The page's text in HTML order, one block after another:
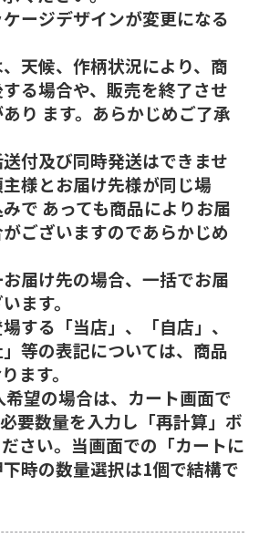
ージデザインが変更になる
天候、作柄状況により、商
る場合や、販売を終了させ
り ます。あらかじめご了承
付及び同時発送はできませ
様とお届け先様が同じ場
で あっても商品によりお届
ございますのであらかじめ
届け先の場合、一括でお届
ます。
する「当店」、「自店」、
」等の表記については、商品
ます。
望の場合は、カート画面で
要数量を入力し「再計算」ボ
さい。当画面での「カートに
時の数量選択は1個で結構で